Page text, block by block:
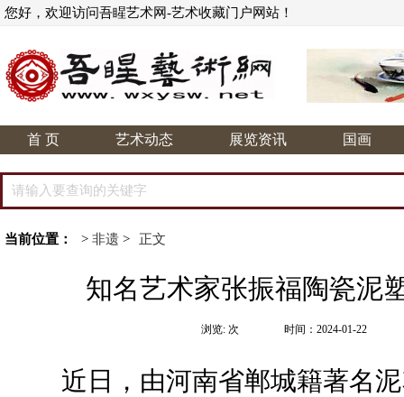
您好，欢迎访问吾睲艺术网-艺术收藏门户网站！
首 页 艺术动态 展览资讯 国画
当前位置： > 非遗 > 正文
知名艺术家张振福陶瓷泥
时间：2024-01-22
浏览: 次
近日，由河南省郸城籍著名泥